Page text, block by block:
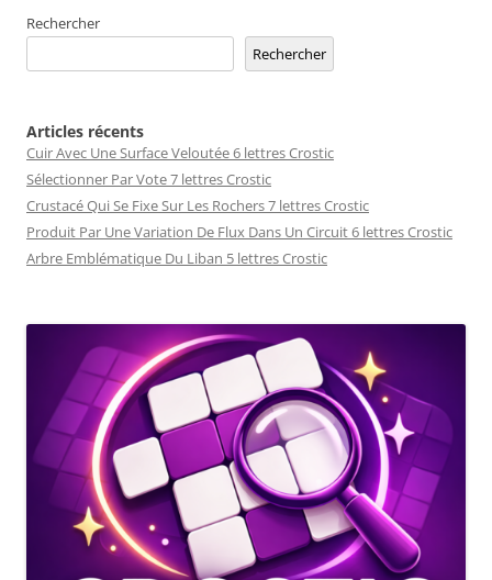
Rechercher
Rechercher
Articles récents
Cuir Avec Une Surface Veloutée 6 lettres Crostic
Sélectionner Par Vote 7 lettres Crostic
Crustacé Qui Se Fixe Sur Les Rochers 7 lettres Crostic
Produit Par Une Variation De Flux Dans Un Circuit 6 lettres Crostic
Arbre Emblématique Du Liban 5 lettres Crostic